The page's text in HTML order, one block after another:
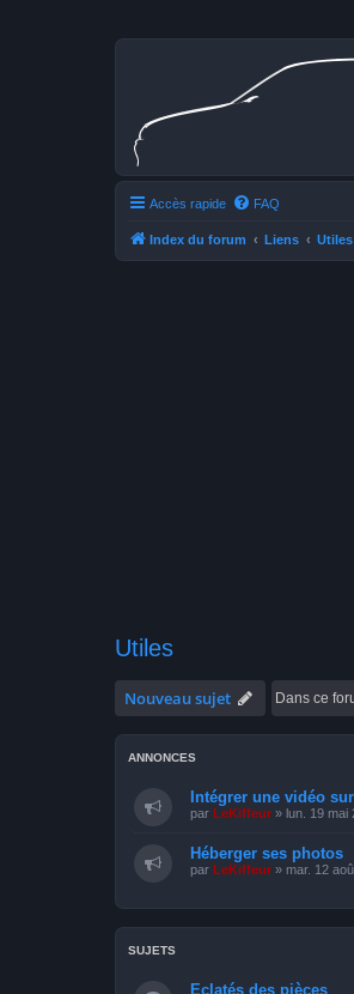
Accès rapide FAQ
Index du forum Liens Utiles
Utiles
Nouveau sujet
ANNONCES
Intégrer une vidéo
par LeKiffeur » lun. 19 mai
Héberger ses photos
par LeKiffeur » mar. 12
SUJETS
Eclatés des pièces